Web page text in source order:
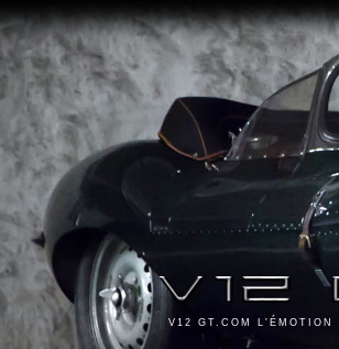
V12 GT.COM L'ÉMOTION